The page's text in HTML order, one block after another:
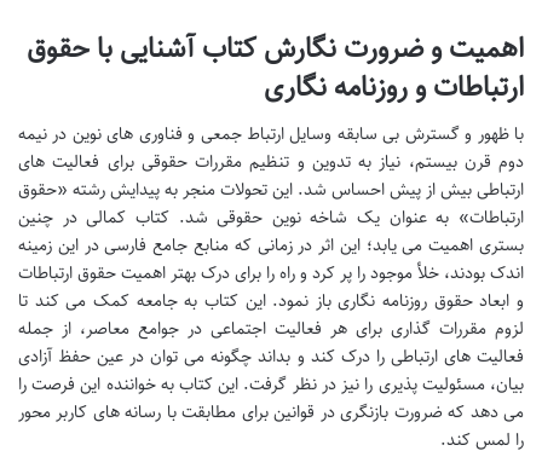
اهمیت و ضرورت نگارش کتاب آشنایی با حقوق
ارتباطات و روزنامه نگاری
با ظهور و گسترش بی سابقه وسایل ارتباط جمعی و فناوری های نوین در نیمه
دوم قرن بیستم، نیاز به تدوین و تنظیم مقررات حقوقی برای فعالیت های
ارتباطی بیش از پیش احساس شد. این تحولات منجر به پیدایش رشته «حقوق
ارتباطات» به عنوان یک شاخه نوین حقوقی شد. کتاب کمالی در چنین
بستری اهمیت می یابد؛ این اثر در زمانی که منابع جامع فارسی در این زمینه
اندک بودند، خلأ موجود را پر کرد و راه را برای درک بهتر اهمیت حقوق ارتباطات
و ابعاد حقوق روزنامه نگاری باز نمود. این کتاب به جامعه کمک می کند تا
لزوم مقررات گذاری برای هر فعالیت اجتماعی در جوامع معاصر، از جمله
فعالیت های ارتباطی را درک کند و بداند چگونه می توان در عین حفظ آزادی
بیان، مسئولیت پذیری را نیز در نظر گرفت. این کتاب به خواننده این فرصت را
می دهد که ضرورت بازنگری در قوانین برای مطابقت با رسانه های کاربر محور
را لمس کند.